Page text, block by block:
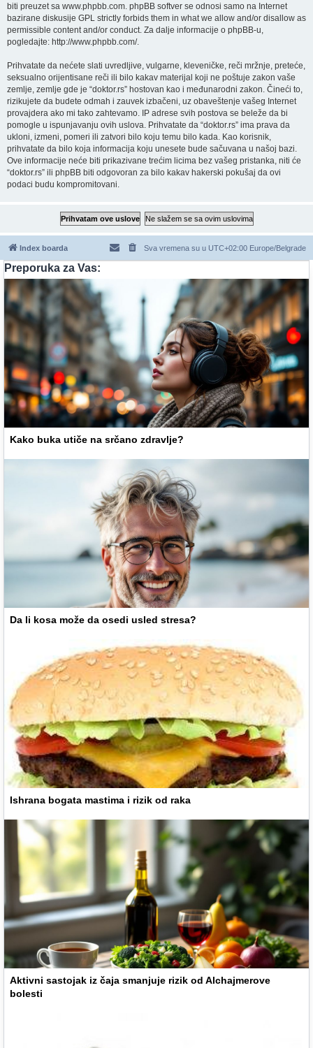
biti preuzet sa www.phpbb.com . phpBB softver se odnosi samo na Internet
bazirane diskusije GPL strictly forbids them in what we allow and/or disallow as
permissible content and/or conduct. Za dalje informacije o phpBB-u,
pogledajte: http://www.phpbb.com/.
Prihvatate da nećete slati uvredljive, vulgarne, kleveničke, reči mržnje, preteće,
seksualno orijentisane reči ili bilo kakav materijal koji ne poštuje zakon vaše
zemlje, zemlje gde je “doktor.rs” hostovan kao i međunarodni zakon. Čineći to,
rizikujete da budete odmah i zauvek izbačeni, uz obaveštenje vašeg Internet
provajdera ako mi tako zahtevamo. IP adrese svih postova se beleže da bi
pomogle u ispunjavanju ovih uslova. Prihvatate da “doktor.rs” ima prava da
ukloni, izmeni, pomeri ili zatvori bilo koju temu bilo kada. Kao korisnik,
prihvatate da bilo koja informacija koju unesete bude sačuvana u našoj bazi.
Ove informacije neće biti prikazivane trećim licima bez vašeg pristanka, niti će
“doktor.rs” ili phpBB biti odgovoran za bilo kakav hakerski pokušaj da ovi
podaci budu kompromitovani.
Index boarda Sva vremena su u UTC+02:00 Europe/Belgrade
Preporuka za Vas:
Kako buka utiče na srčano zdravlje?
Da li kosa može da osedi usled stresa?
Ishrana bogata mastima i rizik od raka
Aktivni sastojak iz čaja smanjuje rizik od Alchajmerove
bolesti